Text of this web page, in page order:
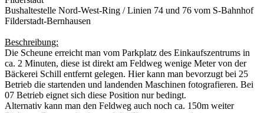
Bushaltestelle Nord-West-Ring / Linien 74 und 76 vom S-Bahnhof
Filderstadt-Bernhausen
Beschreibung:
Die Scheune erreicht man vom Parkplatz des Einkaufszentrums in
ca. 2 Minuten, diese ist direkt am Feldweg wenige Meter von der
Bäckerei Schill entfernt gelegen. Hier kann man bevorzugt bei 25
Betrieb die startenden und landenden Maschinen fotografieren. Bei
07 Betrieb eignet sich diese Position nur bedingt.
Alternativ kann man den Feldweg auch noch ca. 150m weiter